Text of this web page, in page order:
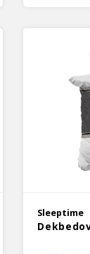
effen witte
Sleeptime